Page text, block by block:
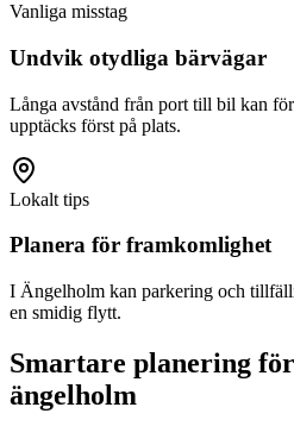
Vanliga misstag
Undvik otydliga bärvägar
Långa avstånd från port till bil kan
upptäcks först på plats.
Lokalt tips
Planera för framkomlighet
I Ängelholm kan parkering och
en smidig flytt.
Smartare planering
ängelholm